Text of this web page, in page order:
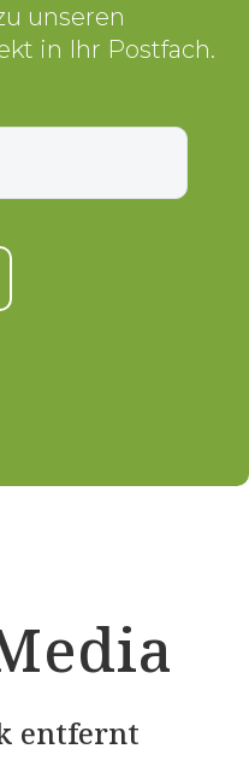
entfernt
unseren
in Ihr Postfach.